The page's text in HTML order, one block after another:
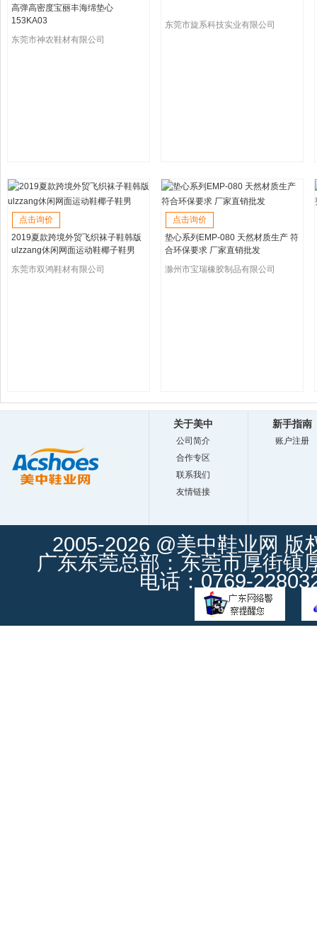
高弹高密度宝丽丰海绵垫心
153KA03
东莞市神农鞋材有限公司
东莞市旋系科技实业有限公司
点击询价
2019夏款跨境外贸飞织袜子鞋韩版
ulzzang休闲网面运动鞋椰子鞋男
东莞市双鸿鞋材有限公司
点击询价
垫心系列EMP-080 天然材质生产 符
合环保要求 厂家直销批发
滁州市宝瑞橡胶制品有限公司
关于美中
公司简介
合作专区
联系我们
友情链接
新手指南
账户注册
2005-2026 @美中鞋业网 版
广东东莞总部：东莞市厚街镇
电话：0769-